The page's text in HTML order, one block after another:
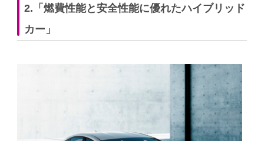
2.「燃費性能と安全性能に優れたハイブリッド
カー」